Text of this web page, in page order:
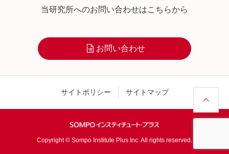
当研究所へのお問い合わせはこちらから
お問い合わせ
サイトポリシー サイトマップ
Copyright © Sompo Institute Plus Inc. All rights reserved.